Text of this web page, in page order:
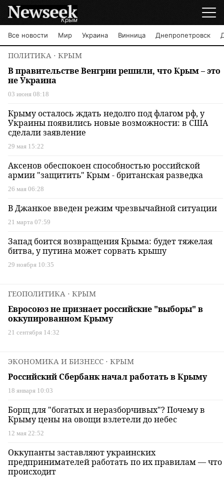
Крым
Все новости Мир Украина Винница Днепропетровск
ПОЛИТИКА ⋅ КРЫМ
В правительстве Венгрии решили, что Крым – это
не Украина
03 июня 08:18
Крыму осталось ждать недолго под флагом рф, у
Украины появились новые возможности: в США
сделали заявление
29 мая 15:22
Аксенов обеспокоен способностью российской
армии "защитить" Крым - британская разведка
26 мая 06:28
В Джанкое введен режим чрезвычайной ситуации
21 марта 07:59
Запад боится возвращения Крыма: будет тяжелая
битва, у путина может сорвать крышу
29 ноября 10:35
ГЕОПОЛИТИКА ⋅ КРЫМ
Евросоюз не признает российские "выборы" в
оккупированном Крыму
21 сентября 14:32
ЭКОНОМИКА И БИЗНЕСС ⋅ КРЫМ
Российский Сбербанк начал работать в Крыму
18 января 10:03
Борщ для "богатых и неразборчивых"? Почему в
Крыму цены на овощи взлетели до небес
12 мая 22:52
Оккупанты заставляют украинских
предпринимателей работать по их правилам — что
происходит